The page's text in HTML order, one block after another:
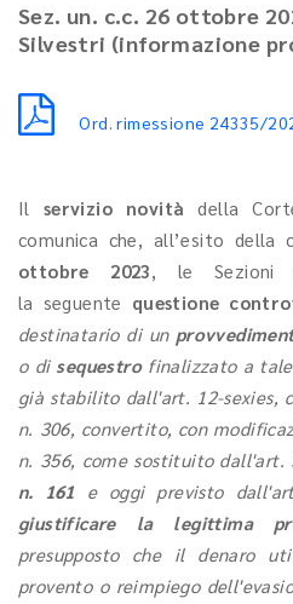
Sez. un. c.c. 26 ottobre
Silvestri (informazione
Ord. rimessione 24335/
Il servizio novità della
comunica che, all’esito della
ottobre 2023, le Sezioni
la seguente questione
destinatario di un
o di sequestrofinalizzato a
già stabilito dall'art. 12-sexies,
n. 306, convertito, con
n. 356, come sostituito dall'art.
n. 161 e oggi previsto
giustificare la legittima
presupposto che il denaro
provento o reimpiego